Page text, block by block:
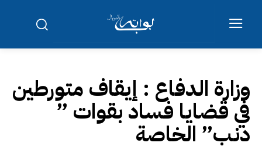
وزارة الدفاع : إيقاف متورطين
في قضايا فساد بقوات ”
دنب” الخاصة